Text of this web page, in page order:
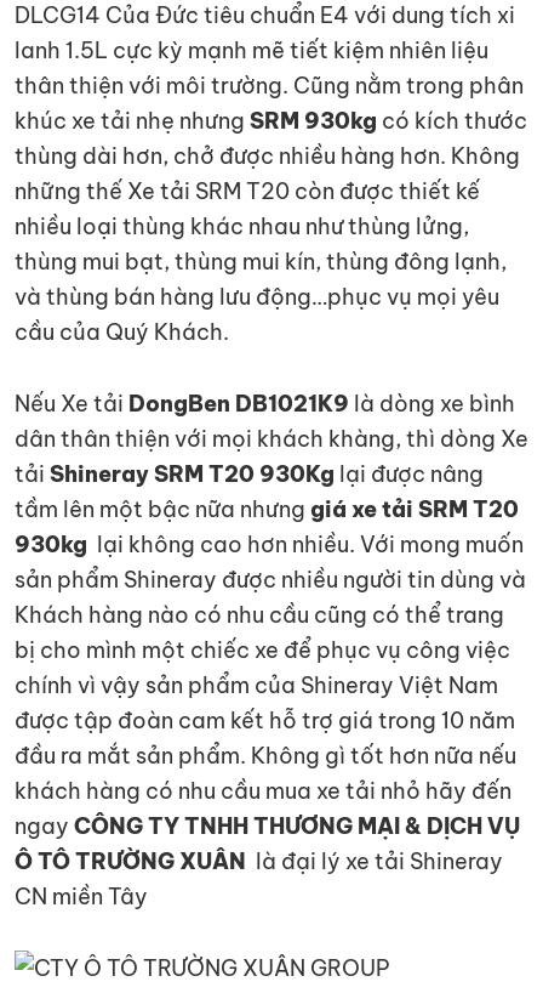
DLCG14 Của Đức tiêu chuẩn E4 với dung tích xi
lanh 1.5L cực kỳ mạnh mẽ tiết kiệm nhiên liệu
thân thiện với môi trường. Cũng nằm trong phân
khúc xe tải nhẹ nhưng SRM 930kg có kích thước
thùng dài hơn, chở được nhiều hàng hơn. Không
những thế Xe tải SRM T20 còn được thiết kế
nhiều loại thùng khác nhau như thùng lửng,
thùng mui bạt, thùng mui kín, thùng đông lạnh,
và thùng bán hàng lưu động…phục vụ mọi yêu
cầu của Quý Khách.
Nếu Xe tải DongBen DB1021K9 là dòng xe bình
dân thân thiện với mọi khách khàng, thì dòng Xe
tải Shineray SRM T20 930Kg lại được nâng
tầm lên một bậc nữa nhưng giá xe tải SRM T20
930kg lại không cao hơn nhiều. Với mong muốn
sản phẩm Shineray được nhiều người tin dùng và
Khách hàng nào có nhu cầu cũng có thể trang
bị cho mình một chiếc xe để phục vụ công việc
chính vì vậy sản phẩm của Shineray Việt Nam
được tập đoàn cam kết hỗ trợ giá trong 10 năm
đầu ra mắt sản phẩm. Không gì tốt hơn nữa nếu
khách hàng có nhu cầu mua xe tải nhỏ hãy đến
ngay CÔNG TY TNHH THƯƠNG MẠI & DỊCH VỤ
Ô TÔ TRƯỜNG XUÂN là đại lý xe tải Shineray
CN miền Tây